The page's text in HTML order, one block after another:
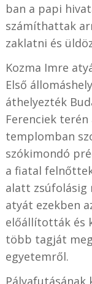
ban a papi
számíthattak
zaklatni és
Kozma Imre
Első
áthelyezték
Ferenciek
templomban
szókimondó
a fiatal
alatt zsúfolásig
atyát ezekben
előállították és
több tagját
egyetemről.